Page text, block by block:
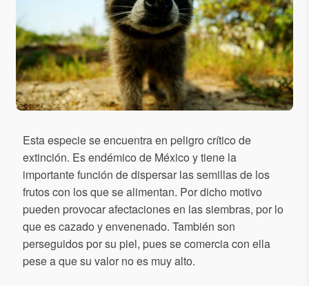
Esta especie se encuentra en peligro crítico de
extinción. Es endémico de México y tiene la
importante función de dispersar las semillas de los
frutos con los que se alimentan. Por dicho motivo
pueden provocar afectaciones en las siembras, por lo
que es cazado y envenenado. También son
perseguidos por su piel, pues se comercia con ella
pese a que su valor no es muy alto.